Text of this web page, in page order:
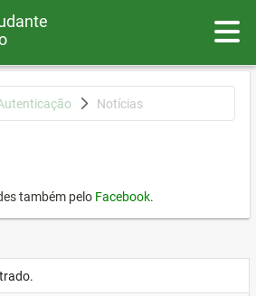
Notícias
também pelo Facebook.